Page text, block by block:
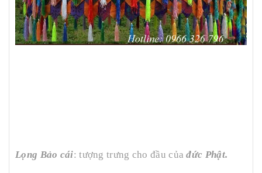
Lọng Bảo cái: tượng trưng cho đầu của đức Phật.